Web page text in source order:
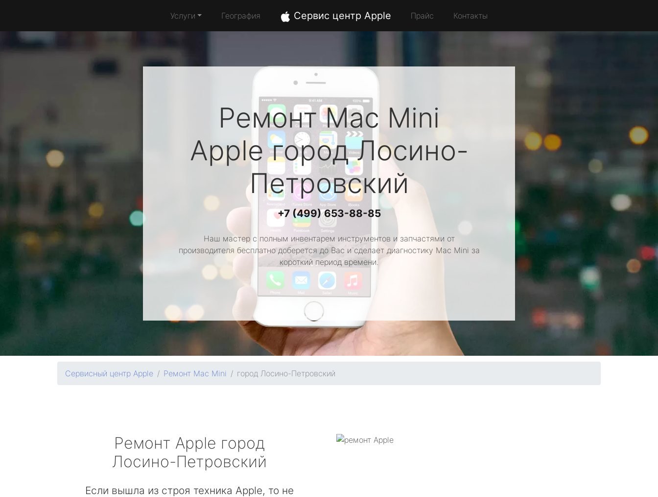
Услуги География Сервис центр Apple Прайс Контакты
Ремонт Mac Mini
Appleгород Лосино-
Петровский
+7 (499) 653-88-85
Наш мастер с полным инвентарем инструментов и запчастями от
производителя бесплатно доберется до Вас и сделает диагностику Mac Mini за
короткий период времени.
Сервисный центр Apple Ремонт Mac Mini город Лосино-Петровский
Ремонт Apple город
Лосино-Петровский
Если вышла из строя техника Apple, то не